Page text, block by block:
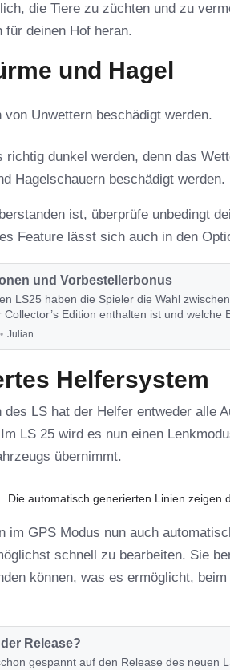
die Tiere zu züchten und zu
für deinen Hof heran.
und Hagel
von Unwettern beschädigt werden.
richtig dunkel werden, denn das
Hagelschauern beschädigt werden.
ist, überprüfe unbedingt
Feature lässt sich auch in den
und Vorbestellerbonus
LS25 haben die Spieler die Wahl
Collector’s Edition enthalten ist und
Post.
Julian
Helfersystem
des LS hat der Helfer entweder alle
LS 25 wird es nun einen
übernimmt.
Die automatisch generierten Linien zeigen
im GPS Modus nun auch
schnell zu bearbeiten. Sie
können, was es ermöglicht,
Release?
gespannt auf den Release des neuen